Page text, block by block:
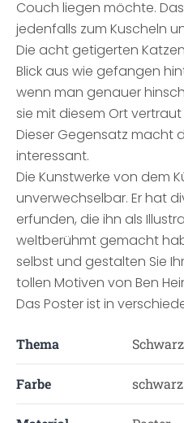
Couch liegen möchte.
jedenfalls zum Kuscheln
Die acht getigerten
Blick aus wie gefangen
wenn man genauer
sie mit diesem Ort
Dieser Gegensatz macht
interessant.
Die Kunstwerke von dem
unverwechselbar. Er hat
erfunden, die ihn als
weltberühmt gemacht
selbst und gestalten Sie
tollen Motiven von Ben
Das Poster ist in
Thema
Farbe